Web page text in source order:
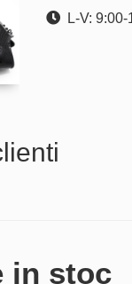
L-V: 9:00-
in stoc